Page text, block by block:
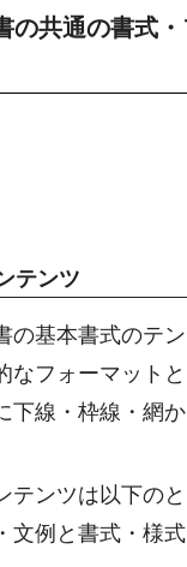
の共通の書式
テンツ
の基本書式のテ
なフォーマット
下線・枠線・網
テンツは以下の
文例と書式・様